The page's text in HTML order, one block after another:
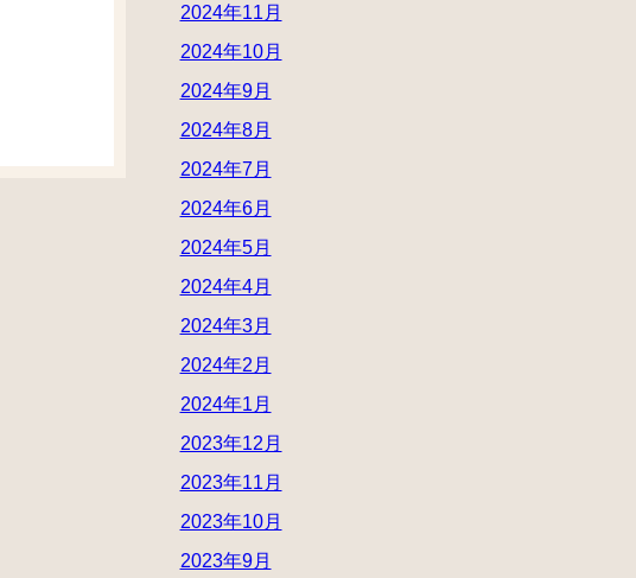
2024年11月
2024年10月
2024年9月
2024年8月
2024年7月
2024年6月
2024年5月
2024年4月
2024年3月
2024年2月
2024年1月
2023年12月
2023年11月
2023年10月
2023年9月